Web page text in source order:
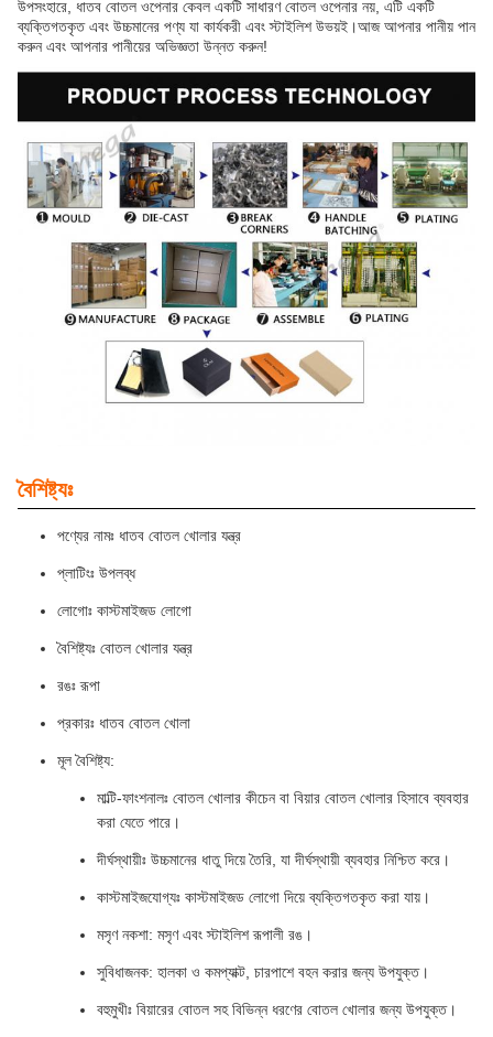
উপসংহারে, ধাতব বোতল ওপেনার কেবল একটি সাধারণ বোতল ওপেনার নয়, এটি একটি
ব্যক্তিগতকৃত এবং উচ্চমানের পণ্য যা কার্যকরী এবং স্টাইলিশ উভয়ই।আজ আপনার পানীয় পান
করুন এবং আপনার পানীয়ের অভিজ্ঞতা উন্নত করুন!
বৈশিষ্ট্যঃ
পণ্যের নামঃ ধাতব বোতল খোলার যন্ত্র
প্লাটিংঃ উপলব্ধ
লোগোঃ কাস্টমাইজড লোগো
বৈশিষ্ট্যঃ বোতল খোলার যন্ত্র
রঙঃ রূপা
প্রকারঃ ধাতব বোতল খোলা
মূল বৈশিষ্ট্য:
মাল্টি-ফাংশনালঃ বোতল খোলার কীচেন বা বিয়ার বোতল খোলার হিসাবে ব্যবহার
করা যেতে পারে।
দীর্ঘস্থায়ীঃ উচ্চমানের ধাতু দিয়ে তৈরি, যা দীর্ঘস্থায়ী ব্যবহার নিশ্চিত করে।
কাস্টমাইজযোগ্যঃ কাস্টমাইজড লোগো দিয়ে ব্যক্তিগতকৃত করা যায়।
মসৃণ নকশা: মসৃণ এবং স্টাইলিশ রূপালী রঙ।
সুবিধাজনক: হালকা ও কমপ্যাক্ট, চারপাশে বহন করার জন্য উপযুক্ত।
বহুমুখীঃ বিয়ারের বোতল সহ বিভিন্ন ধরণের বোতল খোলার জন্য উপযুক্ত।